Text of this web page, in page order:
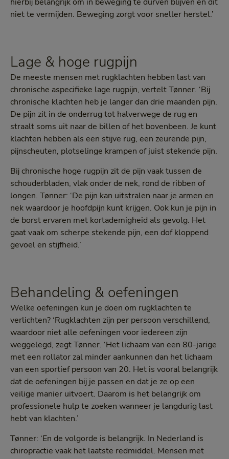
niet te vermijden. Beweging zorgt voor sneller herstel.’
Lage & hoge rugpijn
De meeste mensen met rugklachten hebben last van
chronische aspecifieke lage rugpijn, vertelt Tønner. ‘Bij
chronische klachten heb je langer dan drie maanden pijn.
De pijn zit in de onderrug tot halverwege de rug en
straalt soms uit naar de billen of het bovenbeen. Je kunt
klachten hebben als een stijve rug, een zeurende pijn,
pijnscheuten, plotselinge krampen of juist stekende pijn.
Bij chronische hoge rugpijn zit de pijn vaak tussen de
schouderbladen, vlak onder de nek, rond de ribben of
longen. Tønner: ‘De pijn kan uitstralen naar je armen en
nek waardoor je hoofdpijn kunt krijgen. Ook kun je pijn in
de borst ervaren met kortademigheid als gevolg. Het
gaat vaak om scherpe stekende pijn, een dof kloppend
gevoel en stijfheid.’
Behandeling & oefeningen
Welke oefeningen kun je doen om rugklachten te
verlichten? ‘Rugklachten zijn per persoon verschillend,
waardoor niet alle oefeningen voor iedereen zijn
weggelegd, zegt Tønner. ‘Het lichaam van een 80-jarige
met een rollator zal minder aankunnen dan het lichaam
van een sportief persoon van 20. Het is vooral belangrijk
dat de oefeningen bij je passen en dat je ze op een
veilige manier uitvoert. Daarom is het belangrijk om
professionele hulp te zoeken wanneer je langdurig last
hebt van klachten.’
Tønner: ‘En de volgorde is belangrijk. In Nederland is
chiropractie vaak het laatste redmiddel. Mensen met